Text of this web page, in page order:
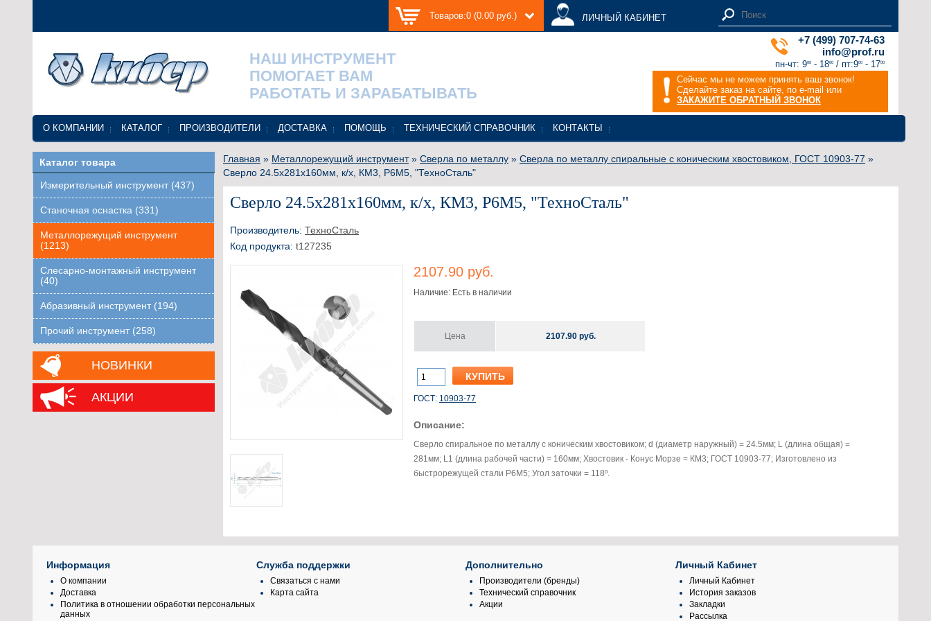
Товаров:0 (0.00 руб.) ЛИЧНЫЙ КАБИНЕТ
НАШ ИНСТРУМЕНТ
ПОМОГАЕТ ВАМ
РАБОТАТЬ И ЗАРАБАТЫВАТЬ
+7 (499) 707-74-63
info@prof.ru
пн-чт: 900 - 1800 / пт:900 - 1700
Сейчас мы не можем принять ваш звонок!
Сделайте заказ на сайте, по e-mail или
ЗАКАЖИТЕ ОБРАТНЫЙ ЗВОНОК
О КОМПАНИИ КАТАЛОГ ПРОИЗВОДИТЕЛИ ДОСТАВКА ПОМОЩЬ ТЕХНИЧЕСКИЙ СПРАВОЧНИК КОНТАКТЫ
Каталог товара
Измерительный инструмент (437)
Станочная оснастка (331)
Металлорежущий инструмент
(1213)
Слесарно-монтажный инструмент
(40)
Абразивный инструмент (194)
Прочий инструмент (258)
НОВИНКИ
АКЦИИ
Главная » Металлорежущий инструмент» Сверла по металлу » Сверла по металлу спиральные с коническим хвостовиком, ГОСТ 10903-77 »
Сверло 24.5x281x160мм, к/х, КМ3, Р6М5, "ТехноСталь"
Сверло 24.5x281x160мм, к/х, КМ3, Р6М5, "ТехноСталь"
Производитель: ТехноСталь
Код продукта: t127235
2107.90 руб.
Наличие: Есть в наличии
Цена 2107.90 руб.
ГОСТ: 10903-77
Описание:
Сверло спиральное по металлу с коническим хвостовиком; d (диаметр наружный) = 24.5мм; L (длина общая) =
281мм; L1 (длина рабочей части) = 160мм; Хвостовик - Конус Морзе = КМ3; ГОСТ 10903-77; Изготовлено из
быстрорежущей стали Р6М5; Угол заточки = 118º.
Информация
О компании
Доставка
Политика в отношении обработки персональных
данных
Служба поддержки
Связаться с нами
Карта сайта
Дополнительно
Производители (бренды)
Технический справочник
Акции
Личный Кабинет
Личный Кабинет
История заказов
Закладки
Рассылка